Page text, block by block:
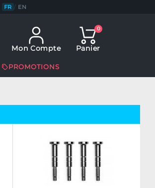
FR / EN
Mon Compte
0
Panier
PROMOTIONS